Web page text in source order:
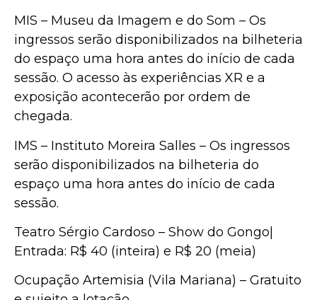
MIS – Museu da Imagem e do Som – Os
ingressos serão disponibilizados na bilheteria
do espaço uma hora antes do início de cada
sessão. O acesso às experiências XR e a
exposição acontecerão por ordem de
chegada.
IMS – Instituto Moreira Salles – Os ingressos
serão disponibilizados na bilheteria do
espaço uma hora antes do início de cada
sessão.
Teatro Sérgio Cardoso – Show do Gongo|
Entrada: R$ 40 (inteira) e R$ 20 (meia)
Ocupação Artemisia (Vila Mariana) – Gratuito